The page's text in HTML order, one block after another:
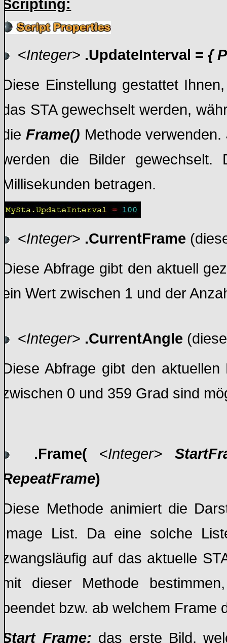
Scripting:
<Integer> .UpdateInterval ={
Diese Einstellung gestattet
das STA gewechselt werden,
dieFrame() Methode
werden die Bilder
Millisekunden betragen.
<Integer> .CurrentFrame
Diese Abfrage gibt den aktuell
ein Wert zwischen 1 und der
<Integer> .CurrentAngle
Diese Abfrage gibt den
zwischen 0 und 359 Grad sind
.Frame( <Integer>
RepeatFrame)
Diese Methode animiert die
Image List. Da eine solche
zwangsläufig auf das aktuelle
mit dieser Methode
beendet bzw. ab welchem Frame
Start Frame: das erste Bild,